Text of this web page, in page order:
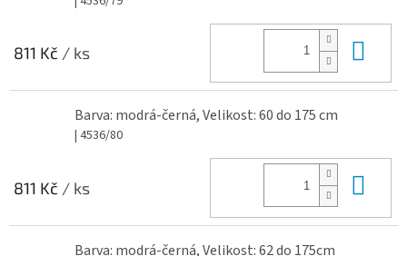
811 Kč / ks
Barva: modrá-černá, Velikost: 60 do 175 cm
| 4536/80
811 Kč / ks
Barva: modrá-černá, Velikost: 62 do 175cm